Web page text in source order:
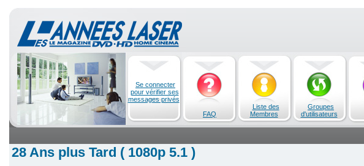
Se connecter
pour vérifier ses
messages privés
FAQ
Liste des
Membres
Groupes
d'utilisateurs
28 Ans plus Tard ( 1080p 5.1 )